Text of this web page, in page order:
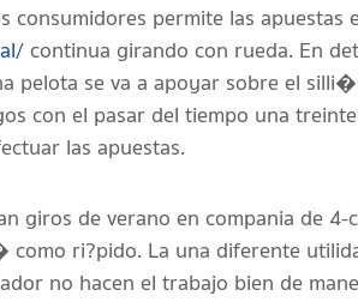
consumidores permite las
continua girando con rueda. En
pelota se va a apoyar sobre el
con el pasar del tiempo una
las apuestas.
giros de verano en compania de
ri?pido. La una diferente
no hacen el trabajo bien de